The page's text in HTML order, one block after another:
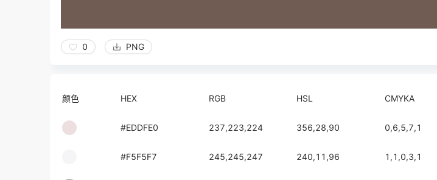
0 PNG
颜色 HEX RGB HSL CMYKA
#EDDFE0 237,223,224 356,28,90 0,6,5,7,1
#F5F5F7 245,245,247 240,11,96 1,1,0,3,1